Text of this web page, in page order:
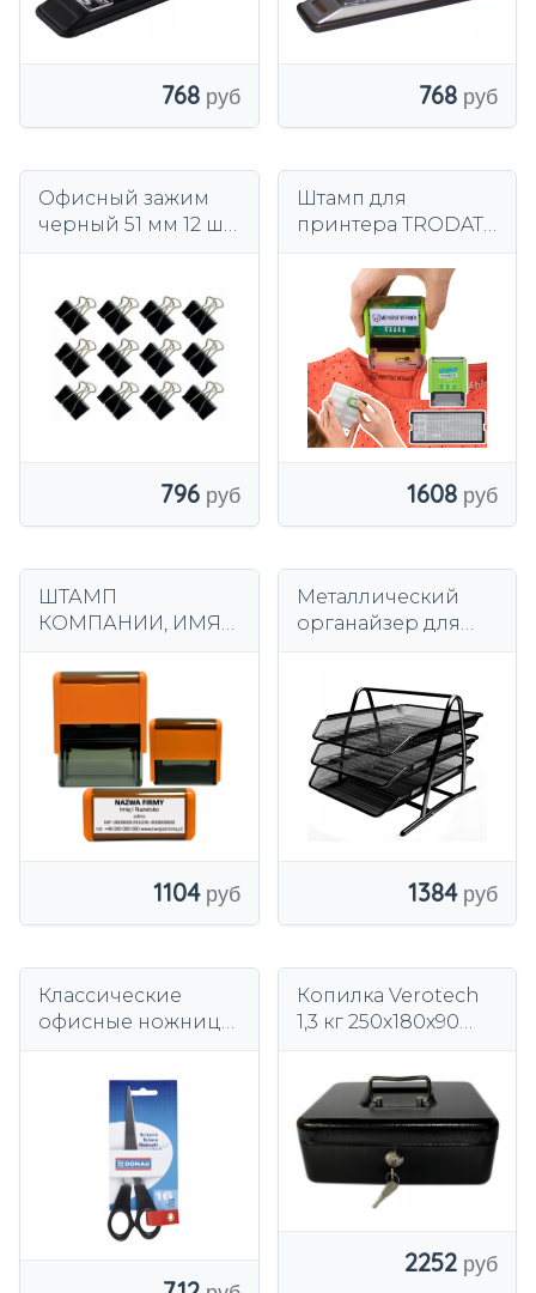
768 768
Офисный зажим
черный 51 мм 12 шт.
796
Штамп для
принтера TRODAT
МОЮ ОДЕЖДУ,
ДЕТСКИЕ ВЕЩИ
1608
ШТАМП
КОМПАНИИ, ИМЯ
ОФИСА, до 6 строк,
7 цветов
1104
Металлический
органайзер для
набора
документов
формата А4
1384
Классические
офисные ножницы
Копилка Verotech
1,3 кг 250x180x90
2252